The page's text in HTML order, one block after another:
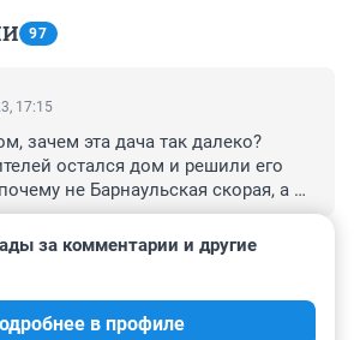
97
17:15
зачем эта дача так далеко?
остался дом и решили его
не Барнаульская скорая, а
то далеко стоит.
Баловался или спецом
за комментарии и другие
в профиле